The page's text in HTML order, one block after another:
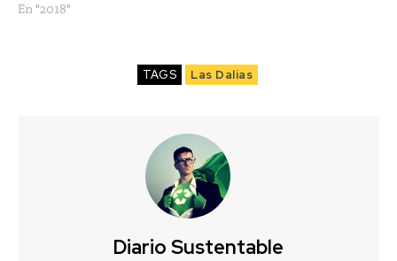
En "2018"
TAGS Las Dalias
Diario Sustentable